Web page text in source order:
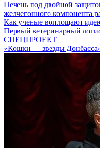
Печень под двойной
желчегонного компонента
Как ученые воплощают
Первый ветеринарный
СПЕЦПРОЕКТ
«Кошки — звезды